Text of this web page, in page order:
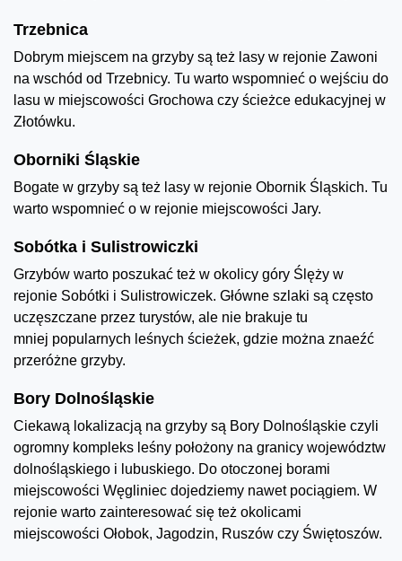
Trzebnica
Dobrym miejscem na grzyby są też lasy w rejonie Zawoni
na wschód od Trzebnicy. Tu warto wspomnieć o wejściu do
lasu w miejscowości Grochowa czy ścieżce edukacyjnej w
Złotówku.
Oborniki Śląskie
Bogate w grzyby są też lasy w rejonie Obornik Śląskich. Tu
warto wspomnieć o w rejonie miejscowości Jary.
Sobótka i Sulistrowiczki
Grzybów warto poszukać też w okolicy góry Ślęży w
rejonie Sobótki i Sulistrowiczek. Główne szlaki są często
uczęszczane przez turystów, ale nie brakuje tu
mniej popularnych leśnych ścieżek, gdzie można znaeźć
przeróżne grzyby.
Bory Dolnośląskie
Ciekawą lokalizacją na grzyby są Bory Dolnośląskie czyli
ogromny kompleks leśny położony na granicy województw
dolnośląskiego i lubuskiego. Do otoczonej borami
miejscowości Węgliniec dojedziemy nawet pociągiem. W
rejonie warto zainteresować się też okolicami
miejscowości Ołobok, Jagodzin, Ruszów czy Świętoszów.